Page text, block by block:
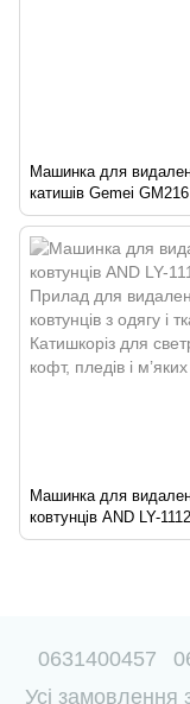
Машинка для
катишів Gemei GM216
Машинка для
ковтунців AND LY-
Прилад для
0631400457
Усі замовлення